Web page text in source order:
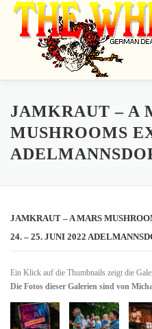
springen
THE WHEEL NEWS ON TOUR
DEADRADIO LINKS SHIRT
JAMKRAUT – A
MUSHROOMS
JAMKRAUT – A MARS
24. – 25. JUNI 2022
Ein Klick auf die Thumbnails zeigt die
Die Fotos dieser Galerien sind von